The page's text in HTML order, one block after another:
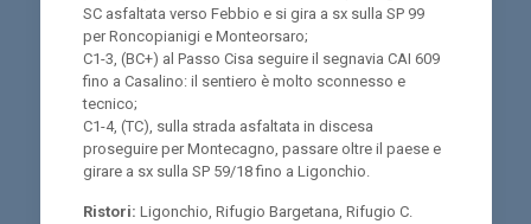
SC asfaltata verso Febbio e si gira a sx sulla SP 99
per Roncopianigi e Monteorsaro;
C1-3, (BC+) al Passo Cisa seguire il segnavia CAI 609
fino a Casalino: il sentiero è molto sconnesso e
tecnico;
C1-4, (TC), sulla strada asfaltata in discesa
proseguire per Montecagno, passare oltre il paese e
girare a sx sulla SP 59/18 fino a Ligonchio.
Ristori: Ligonchio, Rifugio Bargetana, Rifugio C.